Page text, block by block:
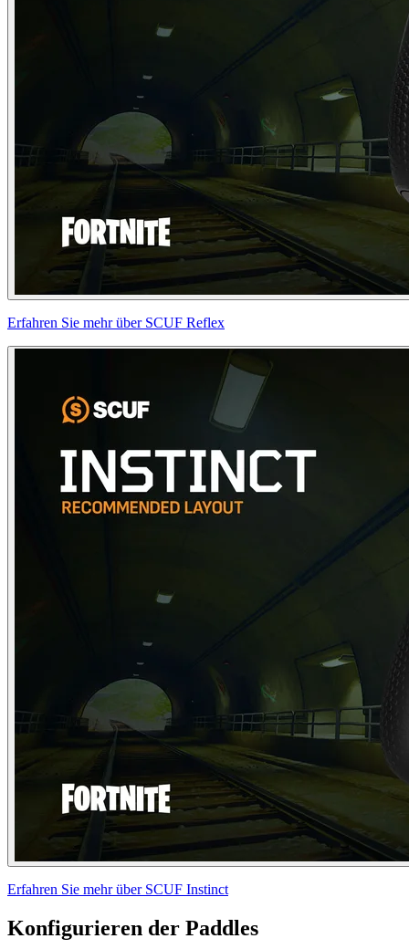
Erfahren Sie mehr über SCUF Reflex
Erfahren Sie mehr über SCUF Instinct
Konfigurieren der Paddles